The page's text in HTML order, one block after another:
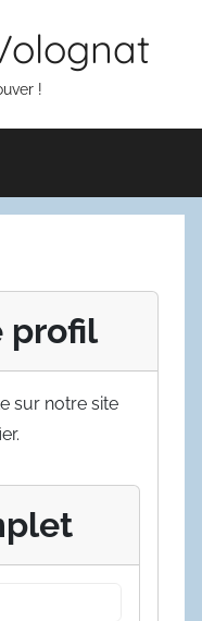
!
profil
sur notre site